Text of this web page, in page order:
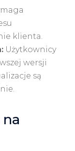
klienta.
Użytkownicy
wersji
są